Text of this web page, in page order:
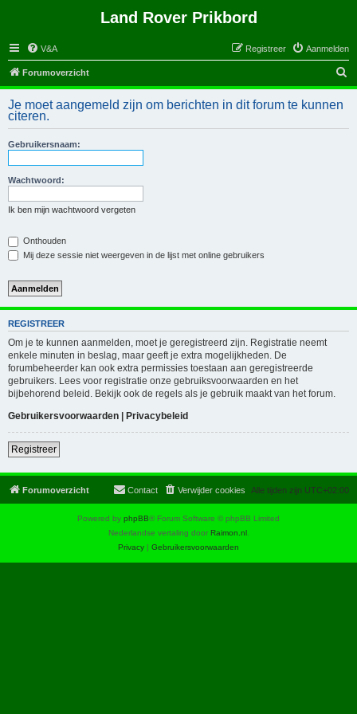
Land Rover Prikbord
V&A Aanmelden
Registreer
Forumoverzicht
o
k
Je moet aangemeld zijn om berichten in dit forum te kunnen
citeren.
Gebruikersnaam:
Wachtwoord:
Ik ben mijn wachtwoord vergeten
Onthouden
Mij deze sessie niet weergeven in de lijst met online gebruikers
REGISTREER
Om je te kunnen aanmelden, moet je geregistreerd zijn. Registratie neemt
enkele minuten in beslag, maar geeft je extra mogelijkheden. De
forumbeheerder kan ook extra permissies toestaan aan geregistreerde
gebruikers. Lees voor registratie onze gebruiksvoorwaarden en het
bijbehorend beleid. Bekijk ook de regels als je gebruik maakt van het forum.
Gebruikersvoorwaarden | Privacybeleid
Registreer
Forumoverzicht Alle tijden zijn UTC+02:00
Verwijder cookies
Contact
Powered by phpBB® Forum Software © phpBB Limited
Nederlandse vertaling door Raimon.nl.
Privacy | Gebruikersvoorwaarden